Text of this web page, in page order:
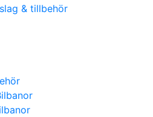
& tillbehör